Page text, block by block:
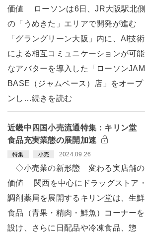
価値 ローソンは6日、JR大阪駅北側
の「うめきた」エリアで開発が進む
「グラングリーン大阪」内に、AI技術
による相互コミュニケーションが可能
なアバターを導入した「ローソンJAM
BASE（ジャムベース）店」をオープ
ンし…続きを読む
近畿中四国小売流通特集：キリン堂
食品充実業態の展開加速
特集 小売 2024.09.26
◇小売業の新形態 変わる実店舗の
価値 関西を中心にドラッグストア・
調剤薬局を展開するキリン堂は、生鮮
食品（青果・精肉・鮮魚）コーナーを
設け、さらに日配品や冷凍食品、惣